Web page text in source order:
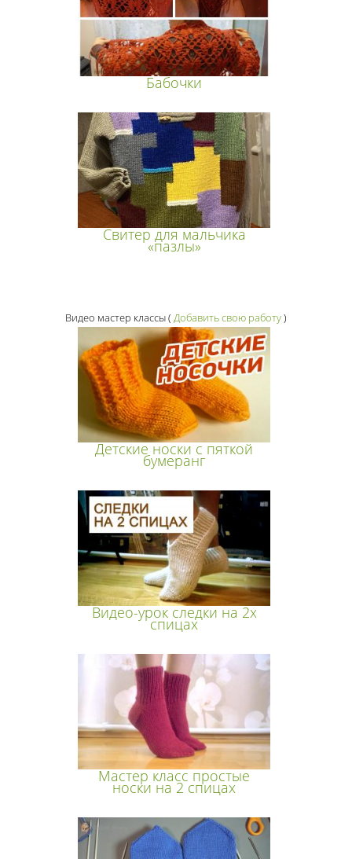
Бабочки
Свитер для мальчика
«пазлы»
Видео мастер классы( Добавить свою работу)
Детские носки с пяткой
бумеранг
Видео-урок следки на 2х
спицах
Мастер класс простые
носки на 2 спицах